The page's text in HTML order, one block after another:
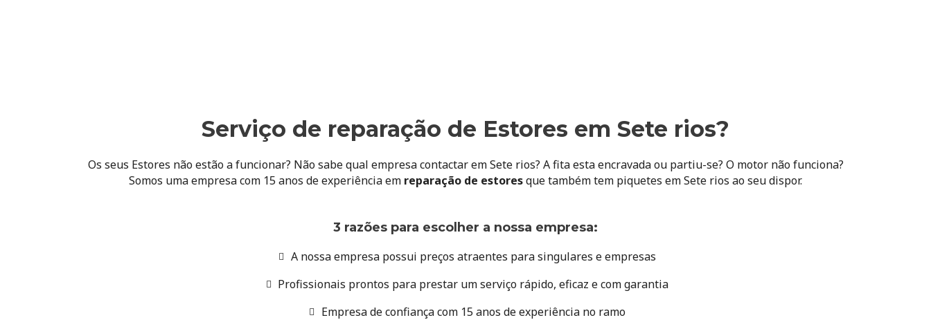
Serviço de reparação de Estores em Sete rios?
Os seus Estores não estão a funcionar? Não sabe qual empresa contactar em Sete rios? A fita esta encravada ou partiu-se? O motor não funciona?
Somos uma empresa com 15 anos de experiência em reparação de estoresque também tem piquetes em Sete rios ao seu dispor.
3 razões para escolher a nossa empresa:
A nossa empresa possui preços atraentes para singulares e empresas
Profissionais prontos para prestar um serviço rápido, eficaz e com garantia
Empresa de confiança com 15 anos de experiência no ramo